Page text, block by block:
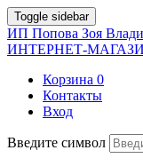
Toggle sidebar
ИП Попова Зоя
ИНТЕРНЕТ-
Корзина 0
Контакты
Вход
Введите символ